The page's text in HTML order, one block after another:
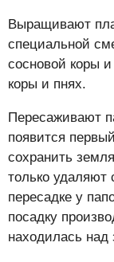
Выращивают
специальной
сосновой коры
коры и пнях.
Пересаживают
появится
сохранить
только
пересадке у
посадку
находилась над